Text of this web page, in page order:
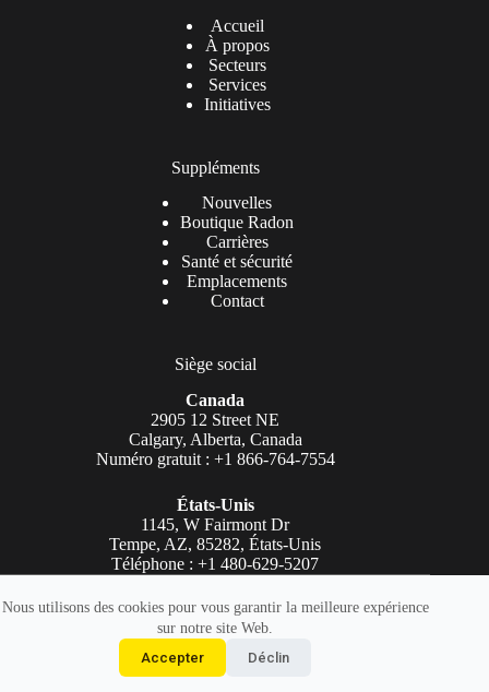
Nous utilisons des cookies pour vous garantir la meilleure expérience
sur notre site Web.
Accepter
Déclin
Accueil
À propos
Secteurs
Services
Initiatives
Suppléments
Nouvelles
Boutique Radon
Carrières
Santé et sécurité
Emplacements
Contact
Siège social
Canada
2905 12 Street NE
Calgary, Alberta, Canada
Numéro gratuit : +1 866-764-7554
États-Unis
1145, W Fairmont Dr
Tempe, AZ, 85282, États-Unis
Téléphone : +1 480-629-5207
Copyright © AGAT Laboratories 2026. Tous droits réservés.
Déclaration d'accessibilité
Conditions d'utilisation |Logo AGAT